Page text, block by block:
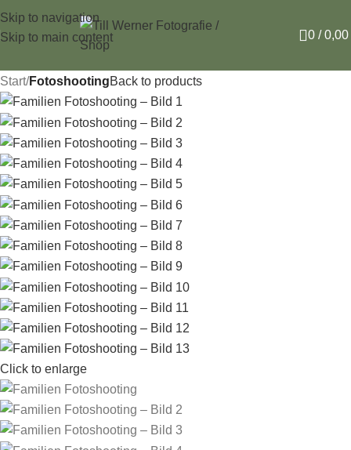
Skip to navigation
Skip to main content
0 / 0,00
Start FotoshootingBack to products
Click to enlarge